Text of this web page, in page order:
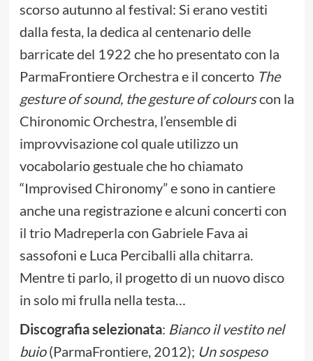
scorso autunno al festival: Si erano vestiti
dalla festa, la dedica al centenario delle
barricate del 1922 che ho presentato con la
ParmaFrontiere Orchestra e il concerto The
gesture of sound, the gesture of colourscon la
Chironomic Orchestra, l’ensemble di
improvvisazione col quale utilizzo un
vocabolario gestuale che ho chiamato
“Improvised Chironomy” e sono in cantiere
anche una registrazione e alcuni concerti con
il trio Madreperla con Gabriele Fava ai
sassofoni e Luca Perciballi alla chitarra.
Mentre ti parlo, il progetto di un nuovo disco
in solo mi frulla nella testa…
Discografia selezionata: Bianco il vestito nel
buio(ParmaFrontiere, 2012); Un sospeso